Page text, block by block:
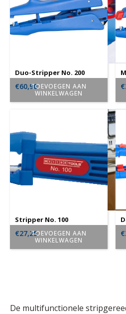
TOEVOEGEN AAN
WINKELWAGEN
Duo-Stripper No. 200
€60,90 €
TOEVOEGEN AAN
WINKELWAGEN
Stripper No. 100
€27,25 €
De multifunctionele